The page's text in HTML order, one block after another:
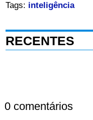
Tags: inteligência
RECENTES
0 comentários